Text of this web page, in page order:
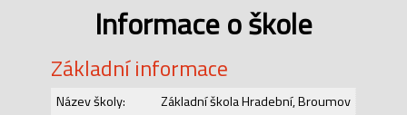
Informace o škole
Základní informace
Název školy:
Základní škola Hradební, Broumov